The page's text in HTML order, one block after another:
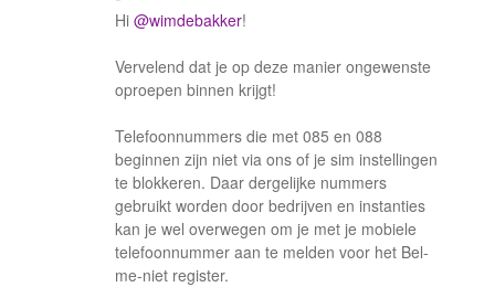
Hi @wimdebakker!
Vervelend dat je op deze manier ongewenste
oproepen binnen krijgt!
Telefoonnummers die met 085 en 088
beginnen zijn niet via ons of je sim instellingen
te blokkeren. Daar dergelijke nummers
gebruikt worden door bedrijven en instanties
kan je wel overwegen om je met je mobiele
telefoonnummer aan te melden voor het Bel-
me-niet register.